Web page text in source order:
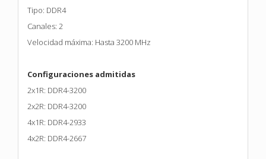
Tipo: DDR4
Canales: 2
Velocidad máxima: Hasta 3200 MHz
Configuraciones admitidas
2x1R: DDR4-3200
2x2R: DDR4-3200
4x1R: DDR4-2933
4x2R: DDR4-2667